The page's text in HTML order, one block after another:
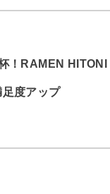
！RAMEN
度アップ